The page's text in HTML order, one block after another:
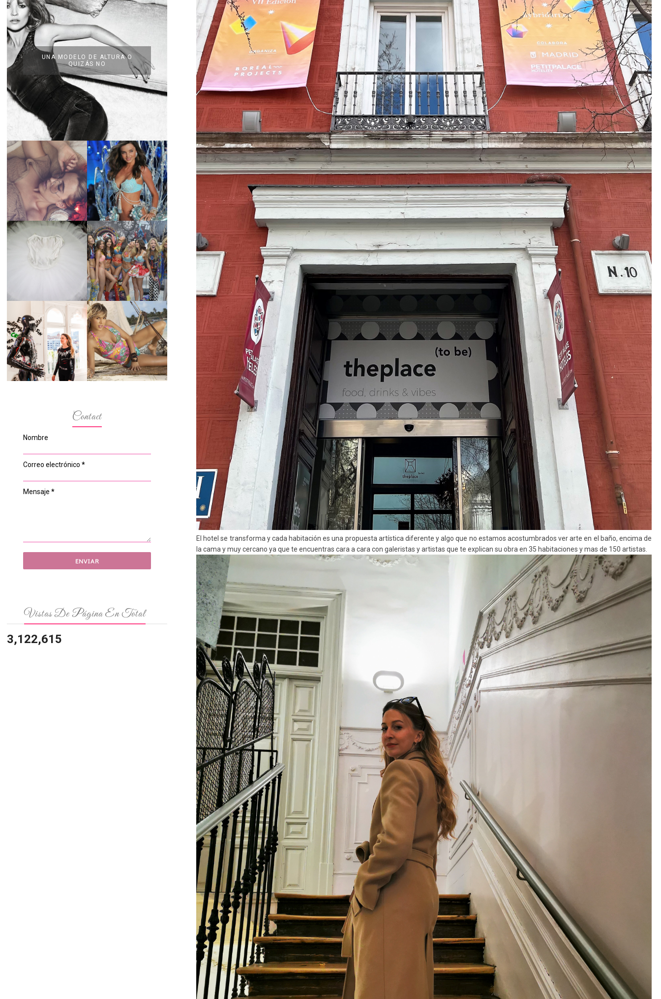
El hotel se transforma y cada habitación es una propuesta artística diferente y algo que no estamos acostumbrados ver arte en el baño, encima de
la cama y muy cercano ya que te encuentras cara a cara con galeristas y artistas que te explican su obra en 35 habitaciones y mas de 150 artistas.
UNA MODELO DE ALTURA O
QUIZÁS NO
LA BAILARINA
BLANCA DE LA
CRUZ O COMO
REINVENTARSE
ANTE LA
ADVERSIDAD.
LA ALTURA DE LAS
MODELOS MAS
ALTAS
TUTORIAL PARA
HACER UN TUTÚ
DE BALLET DE
¿QUIERES SABER
LA EDAD Y ALTURA
DE LAS MODELOS
VICTORIA'S
SECRET 2017?
MARGA GONZÁLEZ
Y ELIA FERNÁNDEZ
DIALOGAN EN
ESPACIO DEL
ANONIMATO, LA
CASA ROSA DE
OVIEDO
LA ALTURA DE LAS
MODELOS MAS
BAJITAS
Contact
Nombre
Correo electrónico *
Mensaje *
Vistas De Página En Total
3,122,615